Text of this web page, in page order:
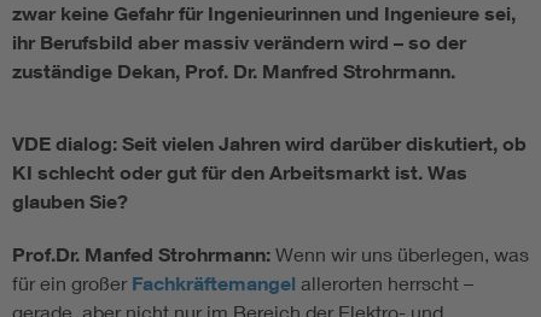
zwar keine Gefahr für Ingenieurinnen und Ingenieure sei,
ihr Berufsbild aber massiv verändern wird – so der
zuständige Dekan, Prof. Dr. Manfred Strohrmann.
VDE dialog: Seit vielen Jahren wird darüber diskutiert, ob
KI schlecht oder gut für den Arbeitsmarkt ist. Was
glauben Sie?
Prof.Dr. Manfed Strohrmann: Wenn wir uns überlegen, was
für ein großer Fachkräftemangel allerorten herrscht –
gerade, aber nicht nur im Bereich der Elektro- und